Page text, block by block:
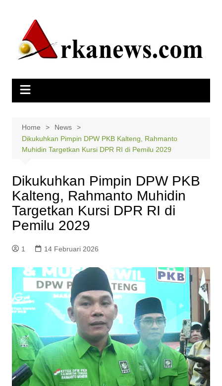
Home
News
Dikukuhkan Pimpin DPW PKB Kalteng, Rahmanto
Muhidin Targetkan Kursi DPR RI di Pemilu 2029
Dikukuhkan Pimpin DPW PKB
Kalteng, Rahmanto Muhidin
Targetkan Kursi DPR RI di
Pemilu 2029
1 14 Februari 2026